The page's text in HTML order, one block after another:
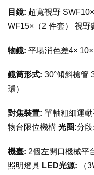
目鏡: 超寬視野
WF15×（2 件套） 視野
物鏡: 平場消色差4×
鏡筒形式: 30°傾斜槍管
環）
對焦裝置: 單軸粗細運
物台限位機構 光圈:分
機臺: 2個左開口機械平
照明燈具 LED光源:
（